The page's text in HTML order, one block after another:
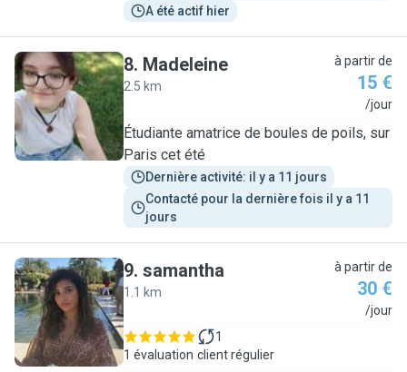
A été actif hier
M
8. Madeleine
2.5 km
à partir de
15 €
/jour
Étudiante amatrice de boules de poils, sur
Paris cet été
Dernière activité: il y a 11 jours
Contacté pour la dernière fois il y a 11
jours
S
9. samantha
1.1 km
à partir de
30 €
/jour
1 évaluation
1
client régulier